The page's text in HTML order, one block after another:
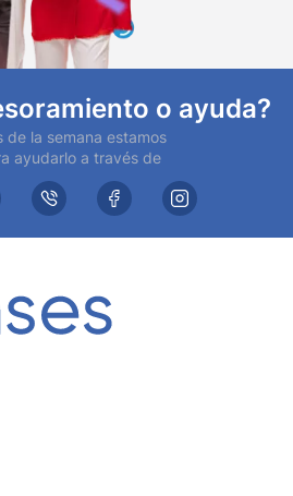
o ayuda?
de la semana estamos
ayudarlo a través de